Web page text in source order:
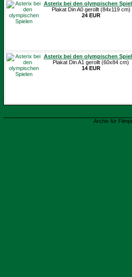
Asterix bei den olympischen
Plakat Din A0 gerollt (84x119 cm)
24 EUR
Asterix bei den olympischen
Plakat Din A1 gerollt (60x84 cm)
14 EUR
Archiv für